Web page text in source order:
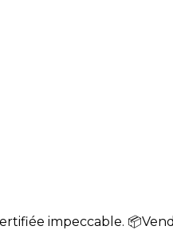
impeccable.